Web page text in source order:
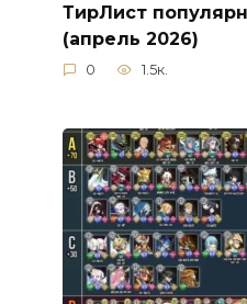
ТирЛист
(апрель 2026)
0 1.5к.